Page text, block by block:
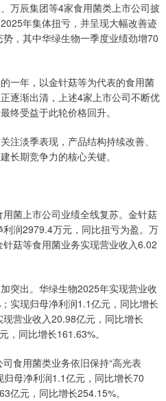
万辰集团等4家食用菌类上市公司披
年集体扭亏，并呈现大幅改善迹
，其中华绿生物一季度业绩劲增70
一年，以金针菇等为代表的食用菌
逐渐出清，上述4家上市公司不断优
终受益于此轮价格回升。
注淡季表现，产品结构持续改善、
长期竞争力的核心关键。
菌上市公司业绩全线复苏。金针菇
润2979.4万元，同比扭亏为盈。万
菇等食用菌业务实现营业收入6.02
突出。华绿生物2025年实现营业收
实现归母净利润1.1亿元，同比增长
营业收入20.98亿元，同比增长
，同比增长161.63%。
食用菌类业务依旧保持“高光表
母净利润1.1亿元，同比增长70
亿元，同比增长254.15%。